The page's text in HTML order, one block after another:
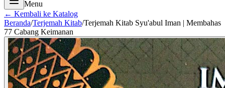
Menu
← Kembali ke Katalog
Beranda/Terjemah Kitab/Terjemah Kitab Syu'abul Iman | Membahas
77 Cabang Keimanan